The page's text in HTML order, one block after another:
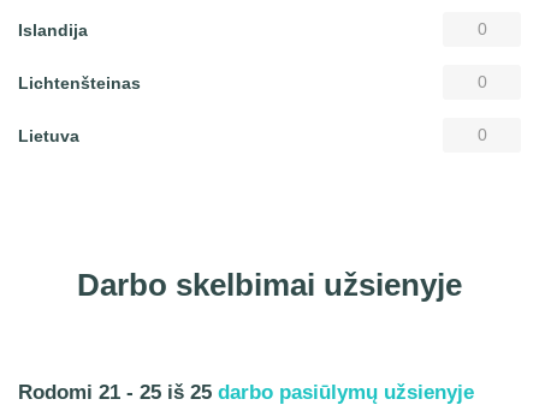
Islandija 0
Lichtenšteinas 0
Lietuva 0
Darbo skelbimai užsienyje
Rodomi 21 - 25 iš 25 darbo pasiūlymų užsienyje